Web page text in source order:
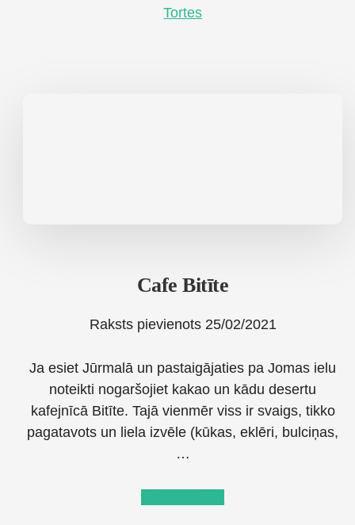
Tortes
Cafe Bitīte
Raksts pievienots 25/02/2021
Ja esiet Jūrmalā un pastaigājaties pa Jomas ielu
noteikti nogaršojiet kakao un kādu desertu
kafejnīcā Bitīte. Tajā vienmēr viss ir svaigs, tikko
pagatavots un liela izvēle (kūkas, eklēri, bulciņas,
…